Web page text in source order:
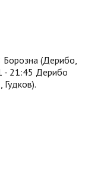
(Дерибо,
- 21:45 Дерибо